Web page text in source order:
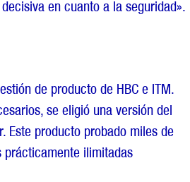
en cuanto a la seguridad».
de producto de HBC e ITM.
se eligió una versión del
Este producto probado miles de
prácticamente ilimitadas